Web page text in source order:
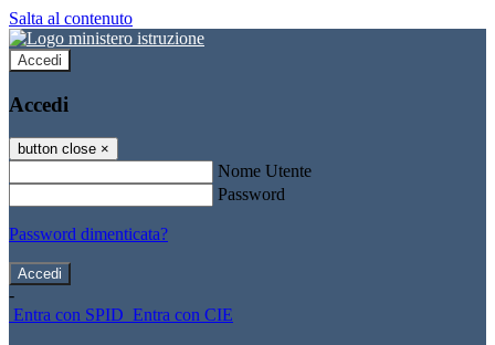
Salta al contenuto
Accedi
Accedi
button close ×
Nome Utente
Password
Password dimenticata?
-
Entra con SPID Entra con CIE